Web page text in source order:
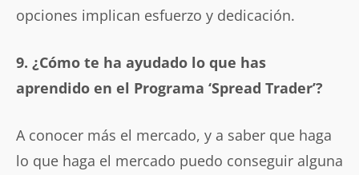
opciones implican esfuerzo y dedicación.
9. ¿Cómo te ha ayudado lo que has
aprendido en el Programa ‘Spread Trader’?
A conocer más el mercado, y a saber que haga
lo que haga el mercado puedo conseguir alguna